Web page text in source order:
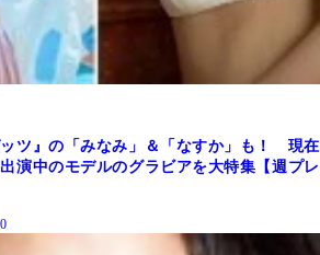
ッツ』の「みなみ」＆「なすか」も！ 現在
演中のモデルのグラビアを大特集【週プレ